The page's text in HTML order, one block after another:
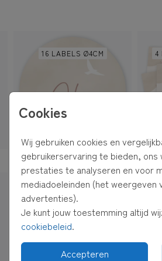
Cookies
Wij gebruiken cookies en
gebruikerservaring te bieden,
prestaties te analyseren en voor
mediadoeleinden (het weergeven
advertenties).
Je kunt jouw toestemming altijd
cookiebeleid.
Accepteren
16 LABELS Ø4CM 4
STICKERS - 25 STUKS